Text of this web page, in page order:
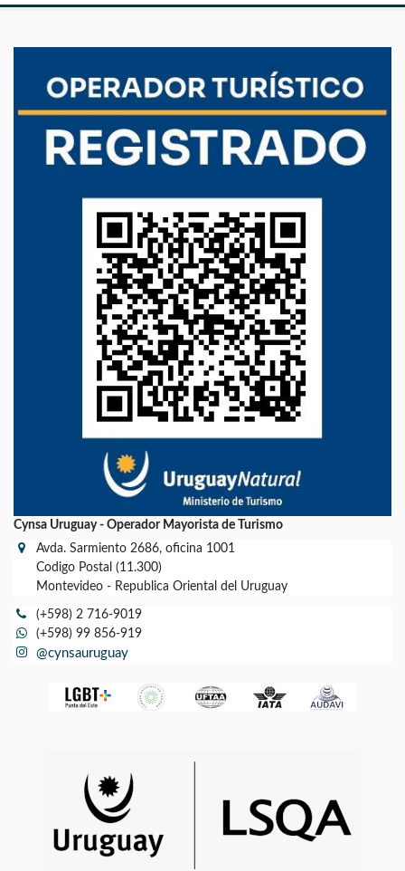
Cynsa Uruguay - Operador Mayorista de Turismo
Avda. Sarmiento 2686, oficina 1001
Codigo Postal (11.300)
Montevideo - Republica Oriental del Uruguay
(+598) 2 716-9019
(+598) 99 856-919
@cynsauruguay